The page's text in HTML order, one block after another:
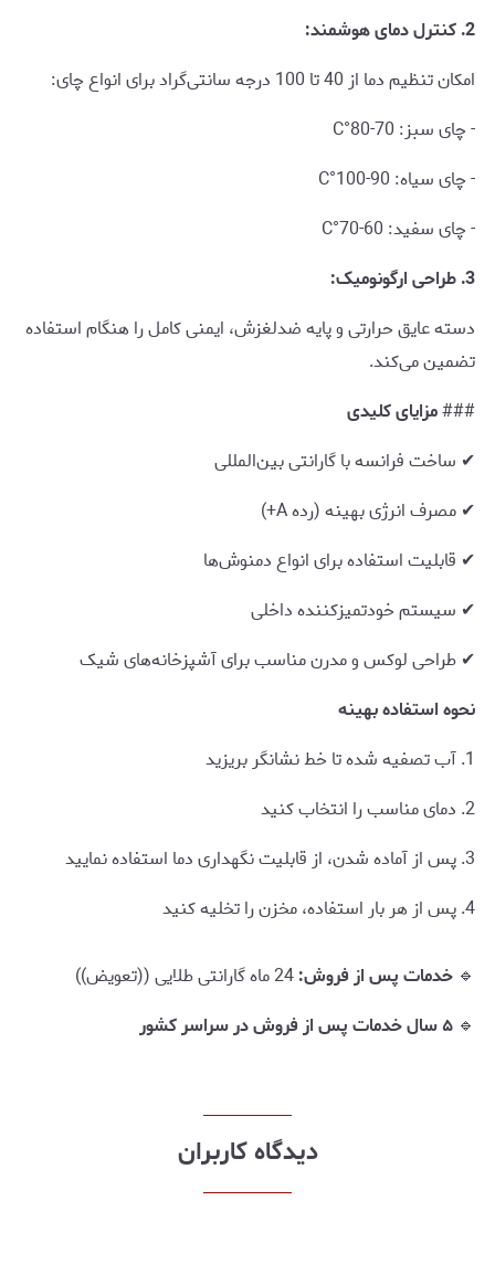
2. کنترل دمای هوشمند:
امکان تنظیم دما از 40 تا 100 درجه سانتی‌گراد برای انواع چای:
- چای سبز: 70-80°C
- چای سیاه: 90-100°C
- چای سفید: 60-70°C
3. طراحی ارگونومیک:
دسته عایق حرارتی و پایه ضدلغزش، ایمنی کامل را هنگام استفاده
تضمین می‌کند.
###مزایای کلیدی
✔ ساخت فرانسه با گارانتی بین‌المللی
✔ مصرف انرژی بهینه (رده A+)
✔ قابلیت استفاده برای انواع دمنوش‌ها
✔ سیستم خودتمیزکننده داخلی
✔ طراحی لوکس و مدرن مناسب برای آشپزخانه‌های شیک
نحوه استفاده بهینه
1. آب تصفیه شده تا خط نشانگر بریزید
2. دمای مناسب را انتخاب کنید
3. پس از آماده شدن، از قابلیت نگهداری دما استفاده نمایید
4. پس از هر بار استفاده، مخزن را تخلیه کنید
🔹 خدمات پس از فروش:
🔹 ۵ سال خدمات پس از فروش در سراسر کشور
دیدگاه کاربران